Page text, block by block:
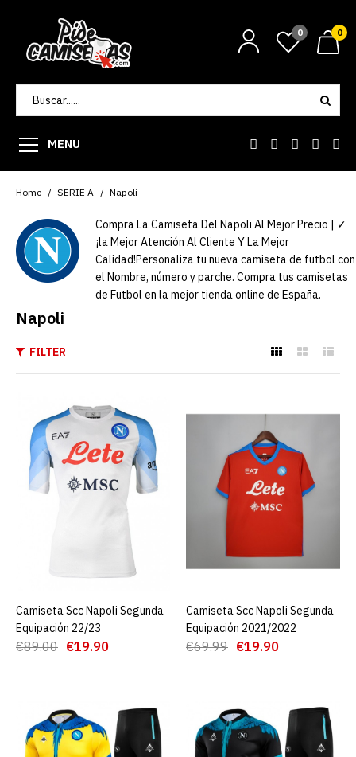
0 0
MENU
Home SERIE A Napoli
Compra La Camiseta Del Napoli Al Mejor Precio | ✓
¡la Mejor Atención Al Cliente Y La Mejor
Calidad!Personaliza tu nueva camiseta de futbol con
el Nombre, número y parche. Compra tus camisetas
de Futbol en la mejor tienda online de España.
Napoli
FILTER
Segunda Equipación 22/23
€19.90
AGREGAR AL CARRO
ADD TO WISHLIST
Camiseta Scc Napoli
Segunda Equipación
2021/2022
€19.90
AGREGAR AL CARRO
AGREGAR AL CARRO
Camiseta Scc Napoli Segunda
Equipación 22/23
€89.00 €19.90
AGREGAR AL CARRO
Camiseta Scc Napoli Segunda
Equipación 2021/2022
€69.99 €19.90